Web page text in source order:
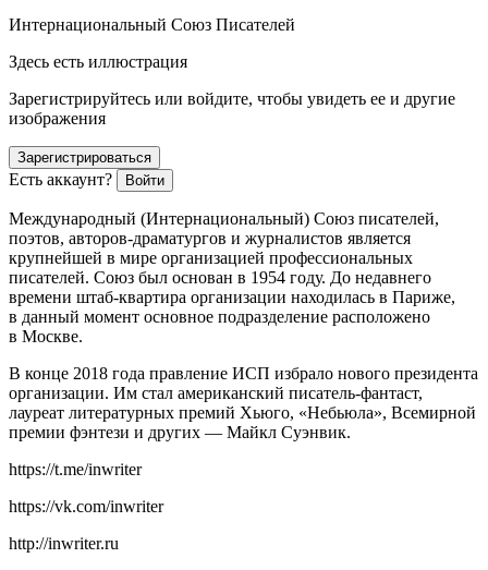
Интернациональный Союз Писателей
Здесь есть иллюстрация
Зарегистрируйтесь или войдите, чтобы увидеть ее и другие
изображения
Зарегистрироваться
Есть аккаунт? Войти
Международный (Интернациональный) Союз писателей,
поэтов, авторов-драматургов и журналистов является
крупнейшей в мире организацией профессиональных
писателей. Союз был основан в 1954 году. До недавнего
времени штаб-квартира организации находилась в Париже,
в данный момент основное подразделение расположено
в Москве.
В конце 2018 года правление ИСП избрало нового президента
организации. Им стал американский писатель-фантаст,
лауреат литературных премий Хьюго, «Небьюла», Всемирной
премии фэнтези и других — Майкл Суэнвик.
https://t.me/inwriter
https://vk.com/inwriter
http://inwriter.ru